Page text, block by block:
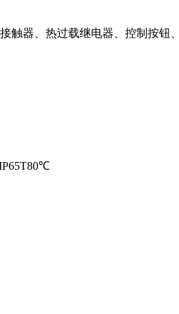
触器、热过载继电器、控制按